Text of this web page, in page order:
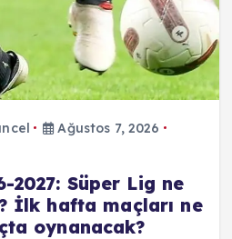
Ağustos 7, 2026
2027: Süper Lig ne
İlk hafta maçları ne
oynanacak?